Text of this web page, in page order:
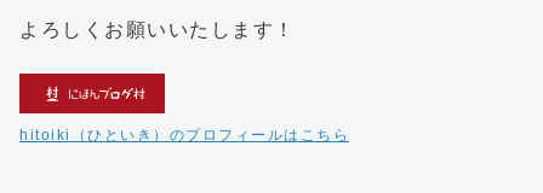
よろしくお願いいたします！
hitoiki（ひといき）のプロフィールはこちら